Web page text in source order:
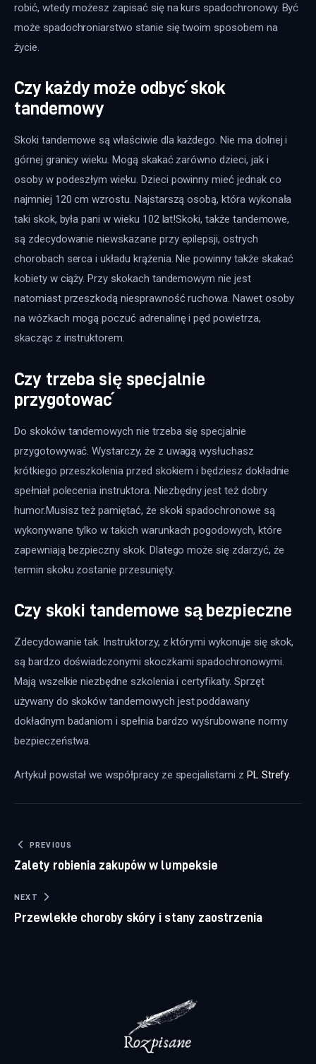
robić, wtedy możesz zapisać się na kurs spadochronowy. Być
może spadochroniarstwo stanie się twoim sposobem na
życie.
Czy każdy może odbyć skok
tandemowy
Skoki tandemowe są właściwie dla każdego. Nie ma dolnej i
górnej granicy wieku. Mogą skakać zarówno dzieci, jak i
osoby w podeszłym wieku. Dzieci powinny mieć jednak co
najmniej 120 cm wzrostu. Najstarszą osobą, która wykonała
taki skok, była pani w wieku 102 lat!Skoki, także tandemowe,
są zdecydowanie niewskazane przy epilepsji, ostrych
chorobach serca i układu krążenia. Nie powinny także skakać
kobiety w ciąży. Przy skokach tandemowym nie jest
natomiast przeszkodą niesprawność ruchowa. Nawet osoby
na wózkach mogą poczuć adrenalinę i pęd powietrza,
skacząc z instruktorem.
Czy trzeba się specjalnie
przygotować
Do skoków tandemowych nie trzeba się specjalnie
przygotowywać. Wystarczy, że z uwagą wysłuchasz
krótkiego przeszkolenia przed skokiem i będziesz dokładnie
spełniał polecenia instruktora. Niezbędny jest też dobry
humor.Musisz też pamiętać, że skoki spadochronowe są
wykonywane tylko w takich warunkach pogodowych, które
zapewniają bezpieczny skok. Dlatego może się zdarzyć, że
termin skoku zostanie przesunięty.
Czy skoki tandemowe są bezpieczne
Zdecydowanie tak. Instruktorzy, z którymi wykonuje się skok,
są bardzo doświadczonymi skoczkami spadochronowymi.
Mają wszelkie niezbędne szkolenia i certyfikaty. Sprzęt
używany do skoków tandemowych jest poddawany
dokładnym badaniom i spełnia bardzo wyśrubowane normy
bezpieczeństwa.
Artykuł powstał we współpracy ze specjalistami z PL Strefy.
Nawigacja wpisu
PREVIOUS
Zalety robienia zakupów w lumpeksie
NEXT
Przewlekłe choroby skóry i stany zaostrzenia